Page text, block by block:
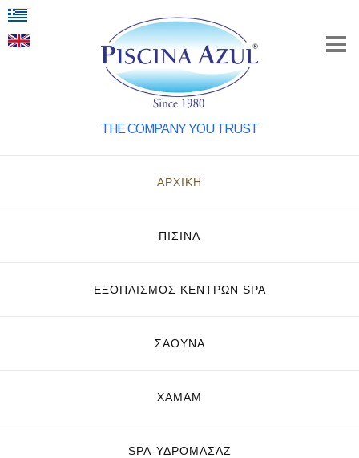
THE COMPANY YOU TRUST
ΑΡΧΙΚΗ
ΠΙΣΙΝΑ
ΕΞΟΠΛΙΣΜΌΣ ΚΈΝΤΡΩΝ SPA
ΣΑΟΥΝΑ
ΧΑΜΑΜ
SPA-ΥΔΡΟΜΑΣΆΖ